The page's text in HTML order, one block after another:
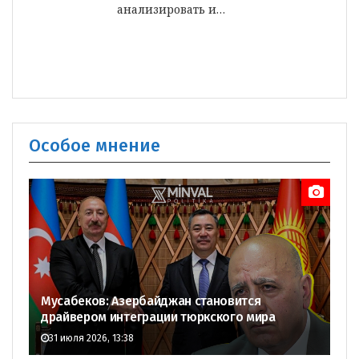
анализировать и…
Особое мнение
Мусабеков: Азербайджан становится
драйвером интеграции тюркского мира
31 июля 2026, 13:38